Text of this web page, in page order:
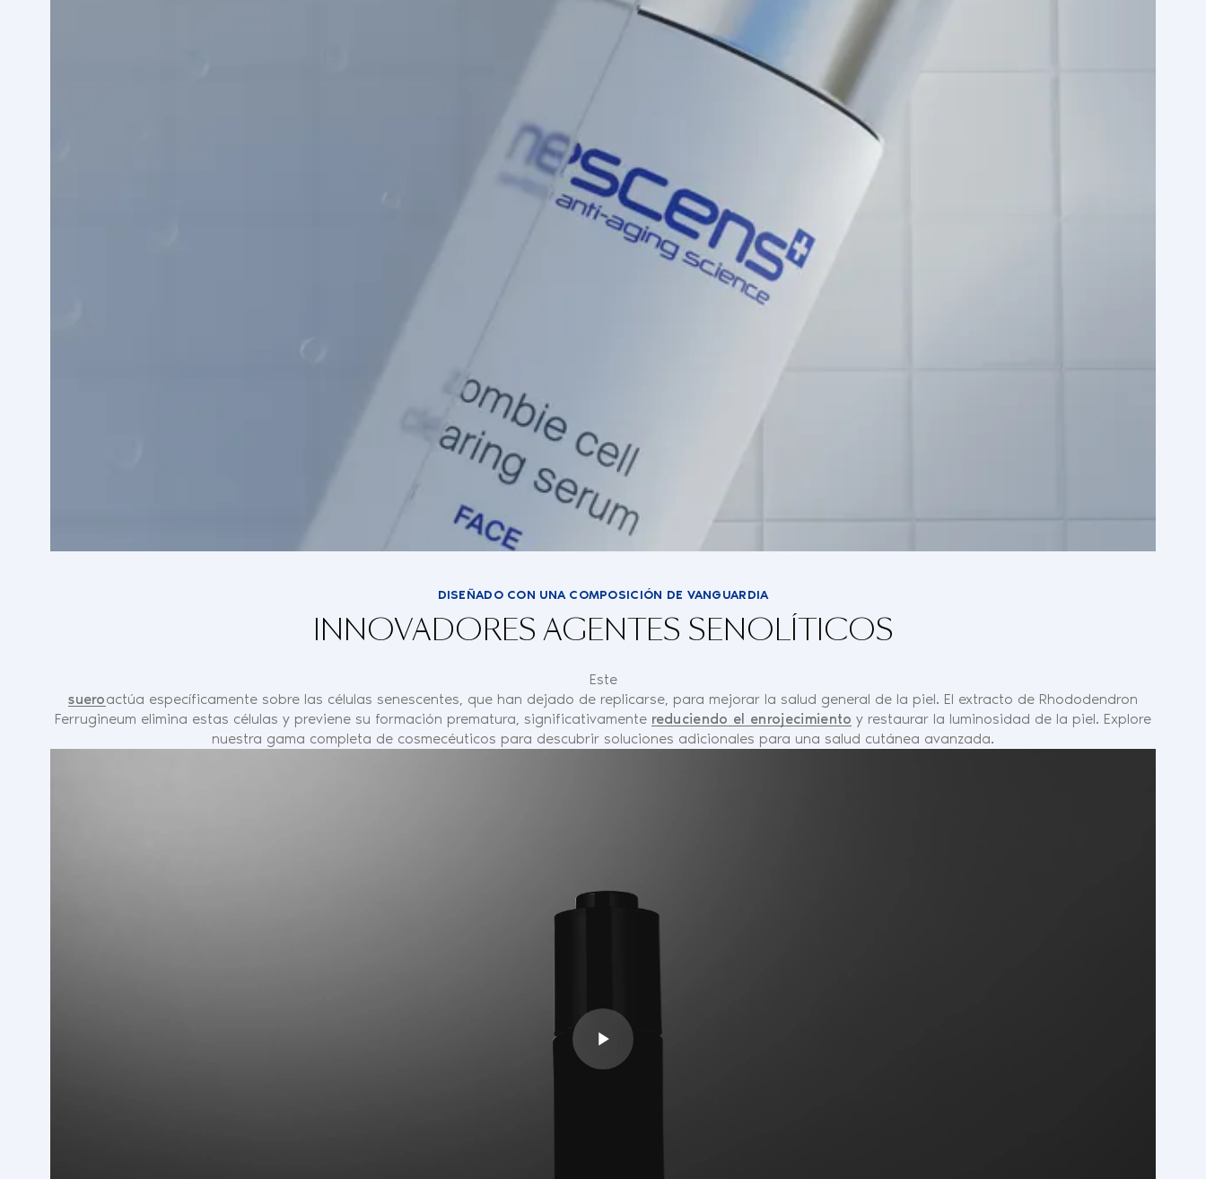
DISEÑADO CON UNA COMPOSICIÓN DE VANGUARDIA
INNOVADORES AGENTES SENOLÍTICOS
Este
sueroactúa específicamente sobre las células senescentes, que han dejado de replicarse, para mejorar la salud general de la piel. El extracto de Rhododendron
Ferrugineum elimina estas células y previene su formación prematura, significativamente reduciendo el enrojecimiento y restaurar la luminosidad de la piel. Explore
nuestra gama completa de cosmecéuticos para descubrir soluciones adicionales para una salud cutánea avanzada.